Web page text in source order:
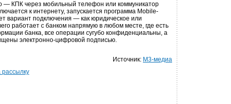
— КПК через мобильный телефон или коммуникатор
к интернету, запускается программа Mobile-
вариант подключения — как юридическое или
работает с банком напрямую в любом месте, где есть
банка, все операции сугубо конфиденциальны, а
электронно-цифровой подписью.
Источник: М3-медиа
рассылку